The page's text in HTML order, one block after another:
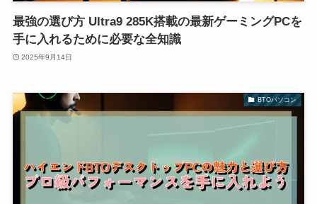
最強の選び方 Ultra9 285K搭載の最新ゲーミングPCを
手に入れるために必要な全知識
2025年9月14日
BTOパソコン